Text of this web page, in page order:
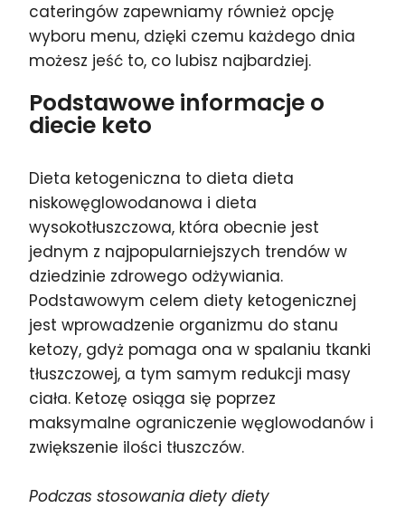
cateringów zapewniamy również opcję
wyboru menu, dzięki czemu każdego dnia
możesz jeść to, co lubisz najbardziej.
Podstawowe informacje o
diecie keto
Dieta ketogeniczna to dieta dieta
niskowęglowodanowa i dieta
wysokotłuszczowa, która obecnie jest
jednym z najpopularniejszych trendów w
dziedzinie zdrowego odżywiania.
Podstawowym celem diety ketogenicznej
jest wprowadzenie organizmu do stanu
ketozy, gdyż pomaga ona w spalaniu tkanki
tłuszczowej, a tym samym redukcji masy
ciała. Ketozę osiąga się poprzez
maksymalne ograniczenie węglowodanów i
zwiększenie ilości tłuszczów.
Podczas stosowania diety diety